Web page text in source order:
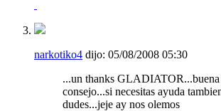
narkotiko4 dijo: 05/08/2008 05:30
...un thanks GLADIATOR...buena
consejo...si necesitas ayuda
dudes...jeje ay nos olemos